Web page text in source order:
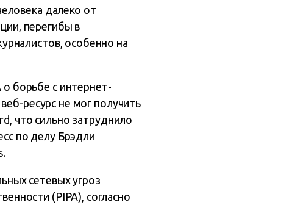
далеко от
перегибы в
особенно на
борьбе с интернет-
ресурс не мог получить
что сильно затруднило
по делу Брэдли
сетевых угроз
(PIPA), согласно